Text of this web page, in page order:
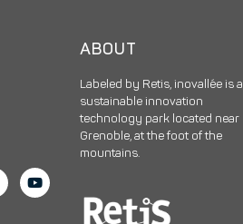
ABOUT
Labeled by Retis, inovallée is a
sustainable innovation
technology park located near
Grenoble, at the foot of the
mountains.